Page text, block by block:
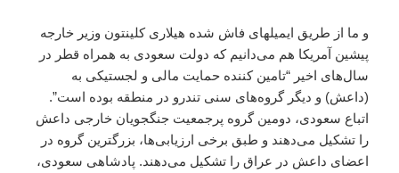
و ما از طریق ایمیلهای فاش شده هیلاری کلینتون وزیر خارجه
پیشین آمریکا هم می‌دانیم که دولت سعودی به همراه قطر در
سال‌های اخیر “تامین کننده حمایت مالی و لجستیکی به
(داعش) و دیگر گروه‌های سنی تندرو در منطقه بوده است”.
اتباع سعودی، دومین گروه پرجمعیت جنگجویان خارجی داعش
را تشکیل می‌دهند و طبق برخی ارزیابی‌ها، بزرگترین گروه در
اعضای داعش در عراق را تشکیل می‌دهند. پادشاهی سعودی،